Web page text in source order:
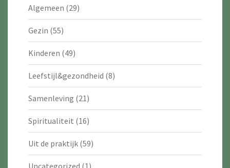
Algemeen (29)
Gezin (55)
Kinderen (49)
Leefstijl&gezondheid (8)
Samenleving (21)
Spiritualiteit (16)
Uit de praktijk (59)